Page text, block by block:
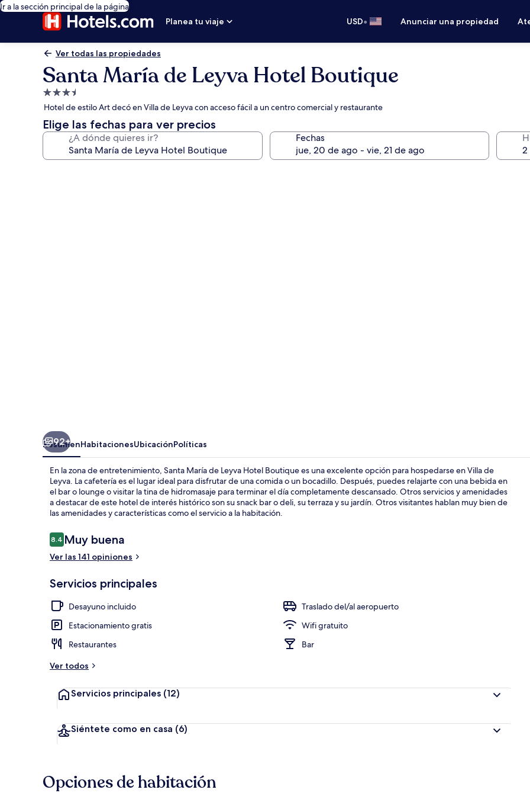
Ir a la sección principal de la página
Planea tu viaje
USD• Anunciar una propiedad
Ver todas las propiedades
Santa María de Leyva Hotel Boutique
Propiedad
de
3.5
estrellas
Hotel de estilo Art decó en Villa de Leyva con acceso fácil a un centro comercial y restaurante
Elige las fechas para ver precios
¿A dónde quieres ir? Fechas
Sala de
92+
ResumenHabitacionesUbicaciónPolíticas
En la zona de entretenimiento, Santa María de Leyva Hotel Boutique es una excelente opción para hospedarse en Villa de
Leyva. La cafetería es el lugar ideal para disfrutar de una comida o un bocadillo. Después, puedes relajarte con una bebida en
el bar o lounge o visitar la tina de hidromasaje para terminar el día completamente descansado. Otros servicios y amenidades
a destacar de este hotel de interés histórico son su snack bar o deli, su terraza y su jardín. Otros visitantes hablan muy bien de
las amenidades y características como el servicio a la habitación.
Opiniones
8.48.4 de 10,
Muy buena
Ver las 141 opiniones
Servicios principales
Desayuno incluido
Traslado del/al aeropuerto
Estacionamiento gratis
Wifi gratuito
Restaurantes
Bar
Ver todos
Servicios principales (12)
Siéntete como en casa (6)
Opciones de habitación